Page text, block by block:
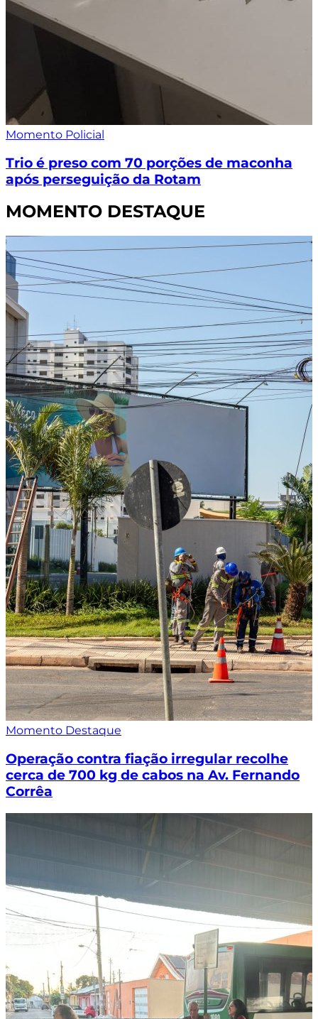
Momento Policial
Trio é preso com 70 porções de maconha
após perseguição da Rotam
MOMENTO DESTAQUE
Momento Destaque
Operação contra fiação irregular recolhe
cerca de 700 kg de cabos na Av. Fernando
Corrêa